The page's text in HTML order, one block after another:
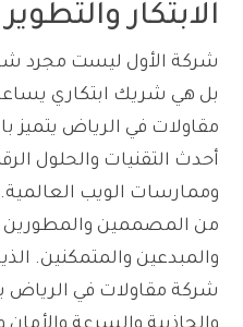
الابتكار والتطوير
شركة الأول ليست مجرد
بل هي شريك ابتكاري
مقاولات في الرياض يتميز
أحدث التقنيات والحلول
وممارسات الويب
من المصممين والمطورين
والمبدعين والمتمكنين.
شركة مقاولات في الرياض